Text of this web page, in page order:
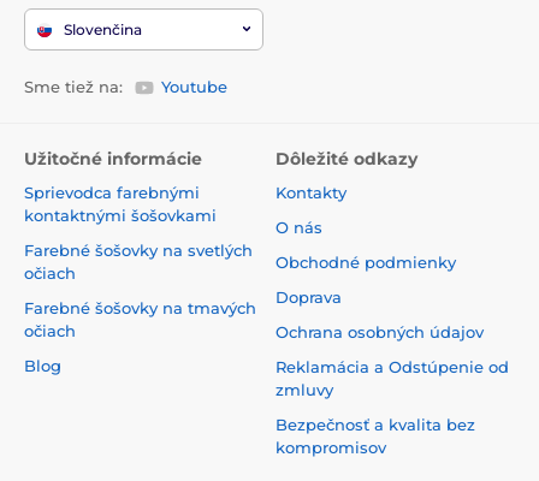
Slovenčina
Sme tiež na: Youtube
Užitočné informácie
Sprievodca farebnými
kontaktnými šošovkami
Farebné šošovky na svetlých
očiach
Farebné šošovky na tmavých
očiach
Blog
Dôležité odkazy
Kontakty
O nás
Obchodné podmienky
Doprava
Ochrana osobných údajov
Reklamácia a Odstúpenie od
zmluvy
Bezpečnosť a kvalita bez
kompromisov